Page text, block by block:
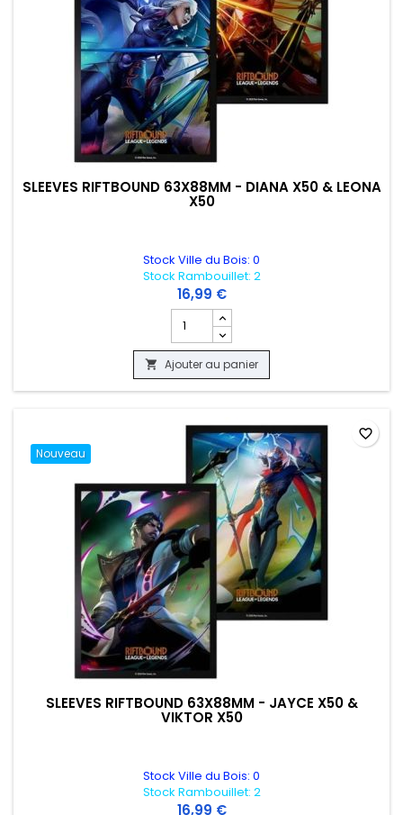
SLEEVES RIFTBOUND 63X88MM - DIANA X50 & LEONA
X50
Stock Ville du Bois: 0
Stock Rambouillet: 2
16,99 €
Champ quantité du produit SLEEVES
 Ajouter au panier
Nouveau
SLEEVES RIFTBOUND 63X88MM - JAYCE X50 &
VIKTOR X50
Stock Ville du Bois: 0
Stock Rambouillet: 2
16,99 €
favorite_border